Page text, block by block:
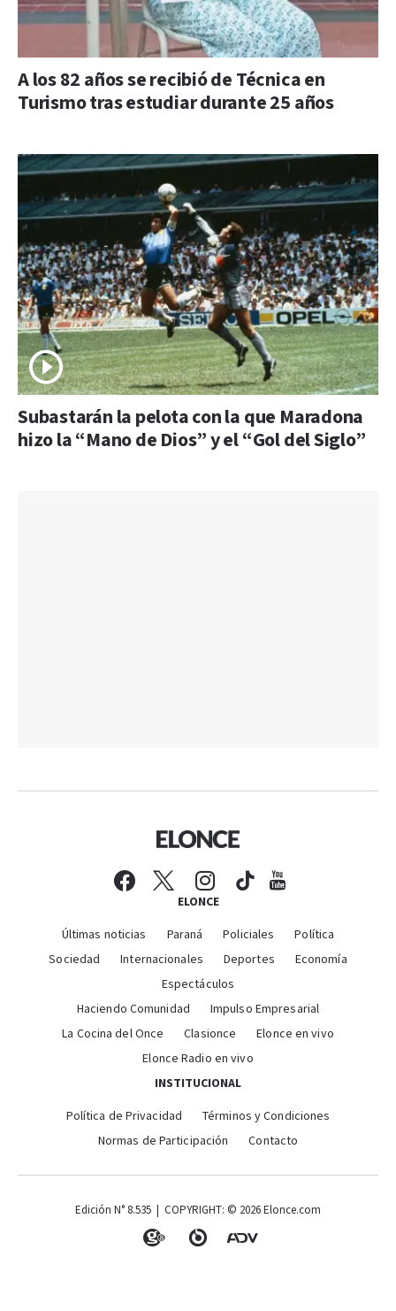
A los 82 años se recibió de Técnica en
Turismo tras estudiar durante 25 años
Subastarán la pelota con la que Maradona
hizo la “Mano de Dios” y el “Gol del Siglo”
ELONCE
Últimas noticias Paraná Policiales
Política
Sociedad
Internacionales Deportes
Economía
Espectáculos
Haciendo Comunidad
Impulso Empresarial
La Cocina del Once
Clasionce
Elonce en vivo
Elonce Radio en vivo
INSTITUCIONAL
Política de Privacidad
Términos y Condiciones
Normas de Participación
Contacto
Edición N° 8.535 | COPYRIGHT: © 2026 Elonce.com